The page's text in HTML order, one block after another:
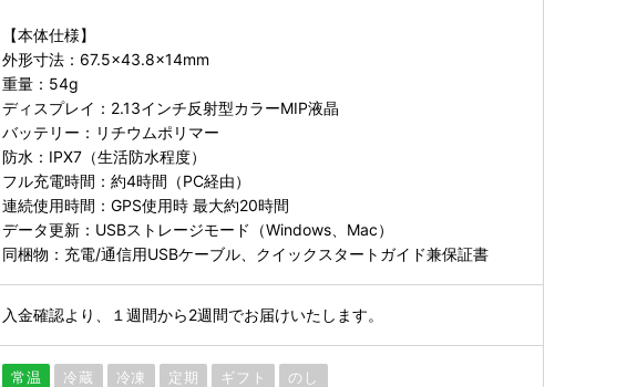
【本体仕様】
外形寸法：67.5×43.8×14mm
重量：54g
ディスプレイ：2.13インチ反射型カラーMIP液晶
バッテリー：リチウムポリマー
防水：IPX7（生活防水程度）
フル充電時間：約4時間（PC経由）
連続使用時間：GPS使用時 最大約20時間
データ更新：USBストレージモード（Windows、Mac）
同梱物：充電/通信用USBケーブル、クイックスタートガイド兼保証書
入金確認より、１週間から2週間でお届けいたします。
常温 冷蔵 冷凍 定期 ギフト のし